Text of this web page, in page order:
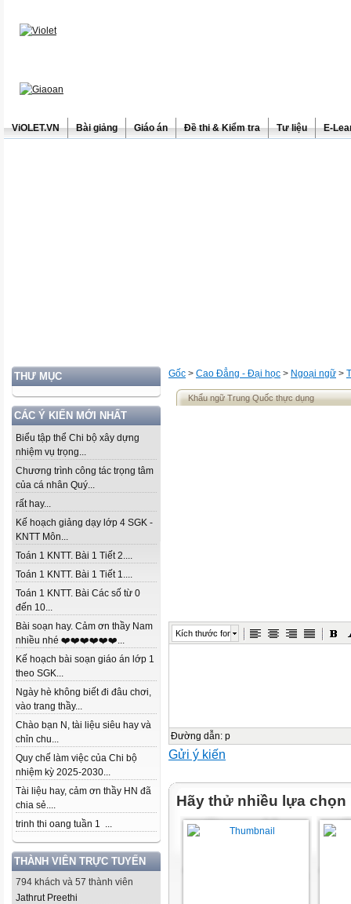
ViOLET.VN Bài giảng Giáo án Đề thi & Kiểm tra Tư liệu E-
THƯ MỤC
CÁC Ý KIẾN MỚI NHẤT
Biểu tập thể Chi bộ xây dựng
nhiệm vụ trọng...
Chương trình công tác trọng tâm
của cá nhân Quý...
rất hay...
Kế hoạch giảng dạy lớp 4 SGK -
KNTT Môn...
Toán 1 KNTT. Bài 1 Tiết 2....
Toán 1 KNTT. Bài 1 Tiết 1....
Toán 1 KNTT. Bài Các số từ 0
đến 10...
Bài soạn hay. Cảm ơn thầy Nam
nhiều nhé ❤️❤️❤️❤️❤️❤️...
Kế hoạch bài soạn giáo án lớp 1
theo SGK...
Ngày hè không biết đi đâu chơi,
vào trang thầy...
Chào bạn N, tài liệu siêu hay và
chỉn chu...
Quy chế làm việc của Chi bộ
nhiệm kỳ 2025-2030...
Tài liệu hay, cảm ơn thầy HN đã
chia sẻ....
trinh thi oang tuần 1 ...
THÀNH VIÊN TRỰC TUYẾN
794 khách và 57 thành viên
Jathrut Preethi
Gốc > Cao Đẳng - Đại học > Ngoại ngữ >
Khẩu ngữ Trung Quốc thực dụng
Kích thước font
Đường dẫn: p
Gửi ý kiến
Hãy thử nhiều lựa chọn